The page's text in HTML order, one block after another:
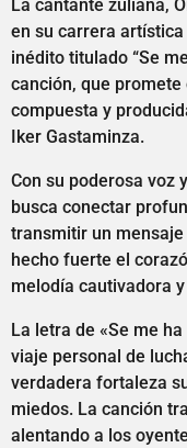
La cantante zuliana,
en su carrera
inédito titulado “Se
canción, que
compuesta y
Iker Gastaminza.
Con su poderosa voz
busca conectar
transmitir un mensaje
hecho fuerte el
melodía cautivadora
La letra de «Se me
viaje personal de
verdadera fortaleza
miedos. La canción
alentando a los